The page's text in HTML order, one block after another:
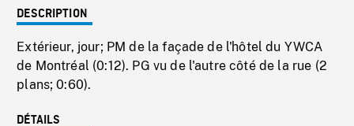
DESCRIPTION
Extérieur, jour; PM de la façade de l'hôtel du YWCA
de Montréal (0:12). PG vu de l'autre côté de la rue (2
plans; 0:60).
DÉTAILS